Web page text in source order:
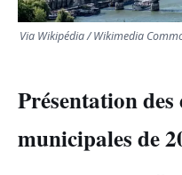
POLITIQUE
Via Wikipédia / Wikimedia
Présentation des
municipales de